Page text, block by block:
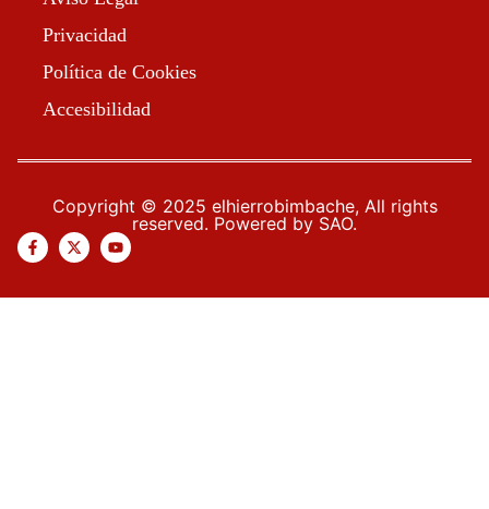
Privacidad
Política de Cookies
Accesibilidad
Copyright © 2025 elhierrobimbache, All rights
reserved. Powered by SAO.